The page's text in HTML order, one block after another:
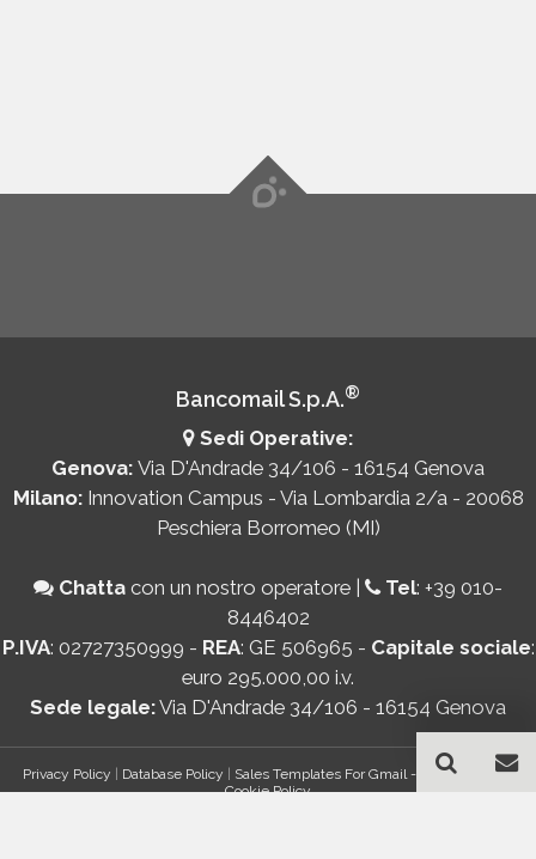
Bancomail S.p.A.®
Sedi Operative:
Genova: Via D'Andrade 34/106 - 16154 Genova
Milano: Innovation Campus - Via Lombardia 2/a - 20068
Peschiera Borromeo (MI)
Chatta con un nostro operatore | Tel: +39 010-
8446402
P.IVA: 02727350999 - REA: GE 506965 - Capitale sociale:
euro 295.000,00 i.v.
Sede legale:Via D'Andrade 34/106 - 16154 Genova
Privacy Policy | Database Policy | Sales Templates For Gmail - AddOn Policy|
Cookie Policy